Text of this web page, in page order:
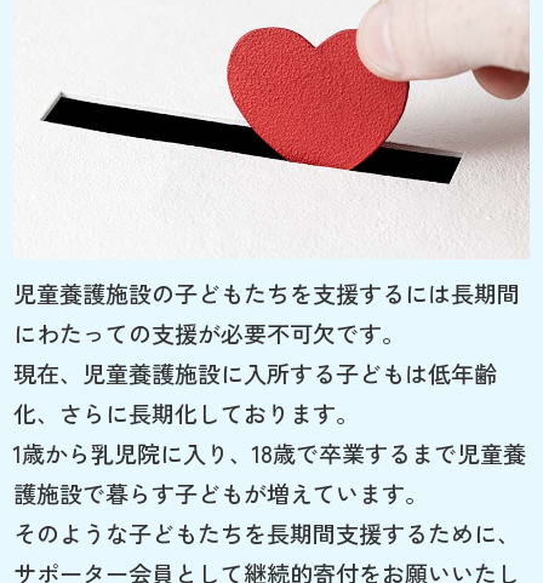
児童養護施設の子どもたちを支援するには長期間
にわたっての支援が必要不可欠です。
現在、児童養護施設に入所する子どもは低年齢
化、さらに長期化しております。
1歳から乳児院に入り、18歳で卒業するまで児童養
護施設で暮らす子どもが増えています。
そのような子どもたちを長期間支援するために、
サポーター会員として継続的寄付をお願いいたし